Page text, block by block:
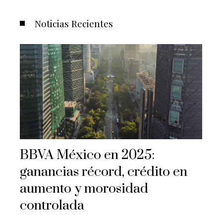
Noticias Recientes
BBVA México en 2025:
ganancias récord, crédito en
aumento y morosidad
controlada